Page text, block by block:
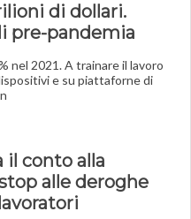
di dollari.
pre-pandemia
nel 2021. A trainare il lavoro
e su piattaforne di
conto alla
alle deroghe